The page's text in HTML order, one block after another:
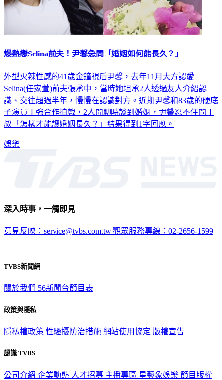
爆熱戀Selina前夫！尹馨急問「婚姻如何能長久？」
外型火辣性感的41歲金鐘視后尹馨，去年11月大方認愛
Selina(任家萱)前夫張承中，當時她坦承2人透過友人介紹認
識、交往超過半年，慢慢在認識對方。近期尹馨和83歲的硬底
子演員丁強合作拍戲，2人閒聊時談到婚姻，尹馨忍不住問丁
叔「怎樣才能讓婚姻長久？」結果得到1字回應。
娛樂
深入時事，一觸即見
意見反映：service@tvbs.com.tw 觀眾服務專線：02-2656-1599
TVBS新聞網
關於我們 56新聞台節目表
政策與隱私
隱私權政策 性騷擾防治措施 網站使用協定 版權宣告
認識 TVBS
公司介紹 企業動態 人才招募 主播專區 星藝象娛樂 節目版權